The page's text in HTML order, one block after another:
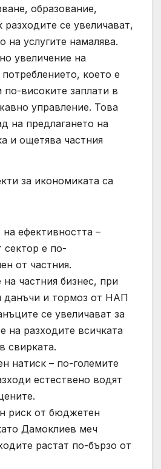
образование,
разходите се увеличават,
на услугите намалява.
увеличение на
потреблението, което е
по-високите заплати в
управление. Това
на предлагането на
и ощетява частния
за икономиката са
ефективността –
е по-
от частния.
частния бизнес, при
данъчи и тормоз от НАП
се увеличават за
на разходите всичката
свирката.
натиск – по-големите
естествено водят
риск от бюджетен
Дамоклиев меч
растат по-бързо от